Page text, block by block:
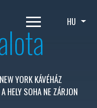
HU
YORK KÁVÉHÁZ
HELY SOHA NE ZÁRJON